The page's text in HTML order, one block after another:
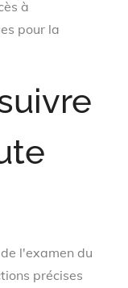
à
pour la
l'examen du
précises